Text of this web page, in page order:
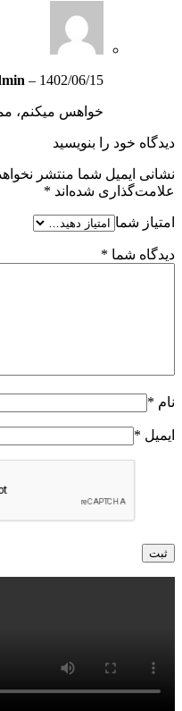
– 1402/06/15
خواهس میکنم،
دیدگاه خود را بنویسید
نشانی ایمیل شما منتشر
علامت‌گذاری شده‌اند *
امتیاز شما
دیدگاه شما *
نام *
ایمیل *